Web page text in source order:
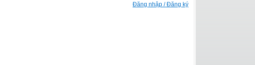
Đăng nhập / Đăng ký